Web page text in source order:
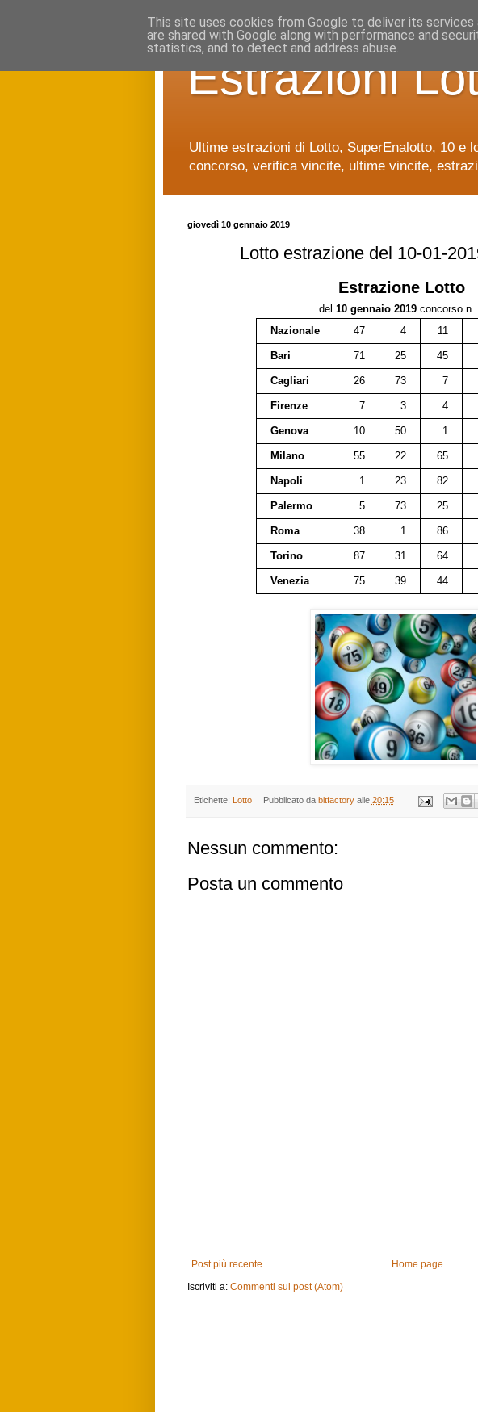
Estrazioni
Ultime estrazioni di Lotto, SuperEnalotto, 10 e
concorso, verifica vincite, ultime vincite,
giovedì 10 gennaio 2019
Lotto estrazione del 10-01-
Estrazione Lotto
del 10 gennaio 2019 concorso n.
Nazionale
47 4 11
Bari 71 25 45
Cagliari 26 73 7
Firenze 7 3 4
Genova 10 50 1
Milano 55 22 65
Napoli 1 23 82
Palermo 5 73 25
Roma 38 1 86
Torino 87 31 64
Venezia 75 39 44
Etichette: Lotto Pubblicato da bitfactory alle 20:15
Nessun commento:
Posta un commento
Post più recente
Home page
Iscriviti a: Commenti sul post (Atom)
This site uses cookies from Google to deliver its
are shared with Google along with performance and
statistics, and to detect and address abuse.